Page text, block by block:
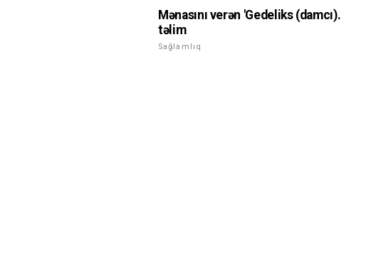
Mənasını verən 'Gedeliks (damcı).
təlim
Sağlamlıq